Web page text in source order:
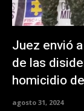
Juez envió
de las
homicidio
agosto 31, 2024